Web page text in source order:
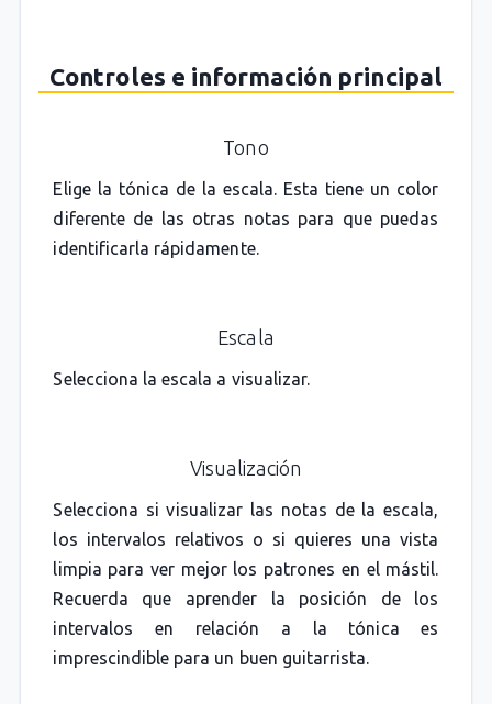
Controles e información principal
Tono
Elige la tónica de la escala. Esta tiene un color
diferente de las otras notas para que puedas
identificarla rápidamente.
Escala
Selecciona la escala a visualizar.
Visualización
Selecciona si visualizar las notas de la escala,
los intervalos relativos o si quieres una vista
limpia para ver mejor los patrones en el mástil.
Recuerda que aprender la posición de los
intervalos en relación a la tónica es
imprescindible para un buen guitarrista.